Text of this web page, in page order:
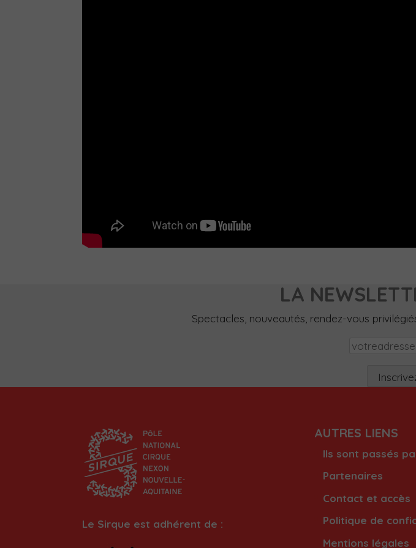
LA
Spectacles, nouveautés, rendez-vous
Le Sirque est adhérent de :
AUTRES LIENS
Ils sont passés
Partenaires
Contact et accès
Politique de
Mentions légales